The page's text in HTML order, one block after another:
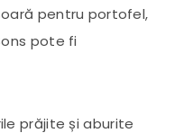
pentru portofel,
pote fi
prăjite și aburite